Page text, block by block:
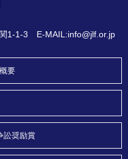
1-1-3 E-MAIL:info@jlf.or.jp
要
訟奨励賞